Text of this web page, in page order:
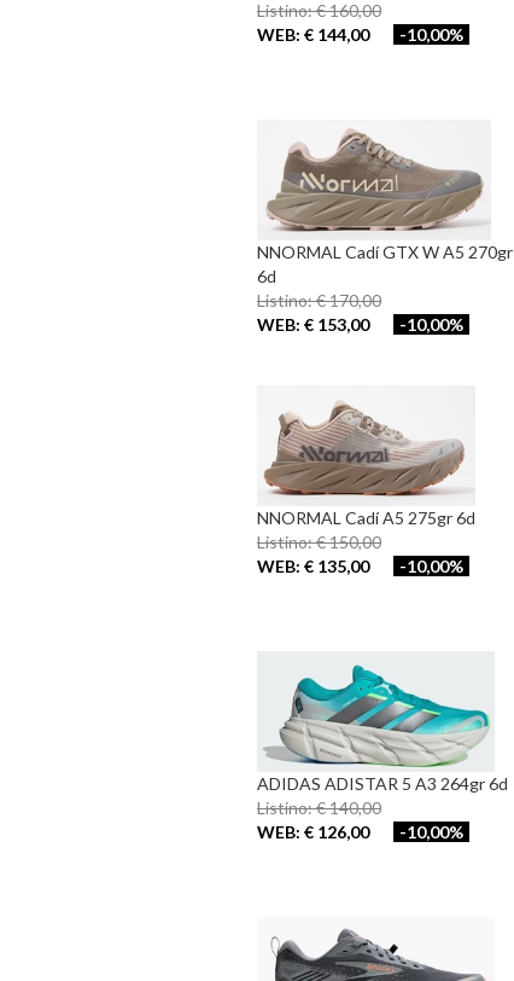
Listino: € 160,00
WEB: € 144,00
-10,00%
NNORMAL Cadí GTX W A5 270gr
6d
Listino: € 170,00
WEB: € 153,00
-10,00%
NNORMAL Cadí A5 275gr 6d
Listino: € 150,00
WEB: € 135,00
-10,00%
ADIDAS ADISTAR 5 A3 264gr 6d
Listino: € 140,00
WEB: € 126,00
-10,00%